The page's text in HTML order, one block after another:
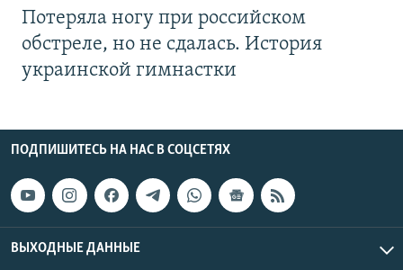
Потеряла ногу при российском
обстреле, но не сдалась. История
украинской гимнастки
ПОДПИШИТЕСЬ НА НАС В СОЦСЕТЯХ
ВЫХОДНЫЕ ДАННЫЕ